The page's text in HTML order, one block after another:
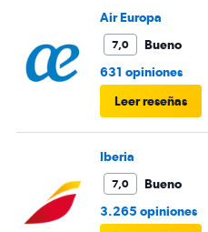
Air Europa
7,0
Bueno
631 opiniones
Leer reseñas
Iberia
7,0
Bueno
3.265 opiniones